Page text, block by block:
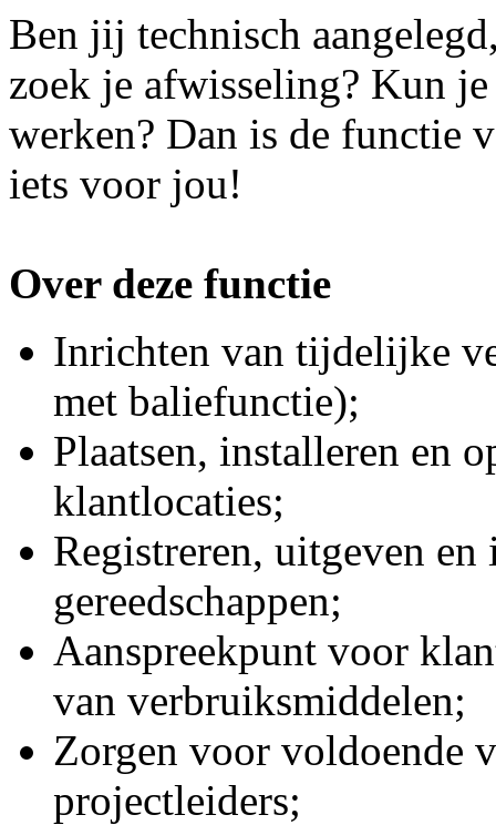
Ben jij technisch
zoek je afwisseling? Kun
werken? Dan is de functie
iets voor jou!
Over deze functie
Inrichten van tijdelijke
met baliefunctie);
Plaatsen, installeren en
klantlocaties;
Registreren, uitgeven
gereedschappen;
Aanspreekpunt voor
van verbruiksmiddelen;
Zorgen voor voldoende
projectleiders;